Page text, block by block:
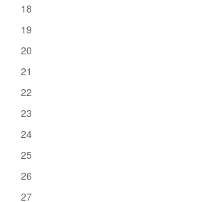
18
19
20
21
22
23
24
25
26
27